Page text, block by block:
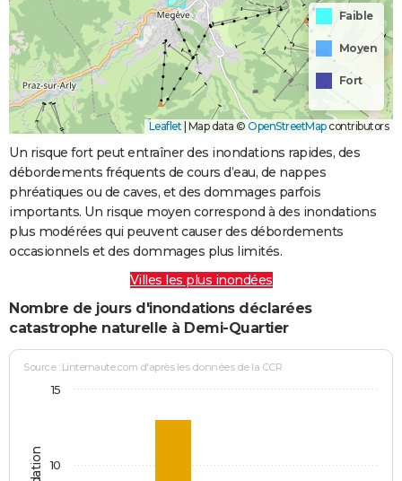
Faible
Moyen
Fort
Leaflet | Map data © OpenStreetMapcontributors
Un risque fort peut entraîner des inondations rapides, des
débordements fréquents de cours d’eau, de nappes
phréatiques ou de caves, et des dommages parfois
importants. Un risque moyen correspond à des inondations
plus modérées qui peuvent causer des débordements
occasionnels et des dommages plus limités.
Villes les plus inondées
Nombre de jours d'inondations déclarées
catastrophe naturelle à Demi-Quartier
Source : Linternaute.com d'après les données de la CCR
10
15